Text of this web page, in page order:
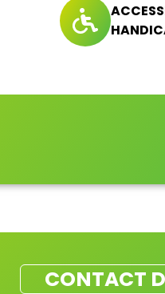
CONTACT